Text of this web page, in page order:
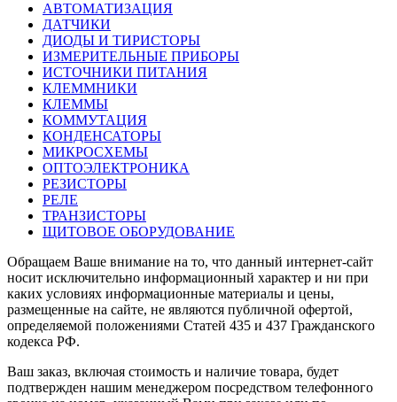
АВТОМАТИЗАЦИЯ
ДАТЧИКИ
ДИОДЫ И ТИРИСТОРЫ
ИЗМЕРИТЕЛЬНЫЕ ПРИБОРЫ
ИСТОЧНИКИ ПИТАНИЯ
КЛЕММНИКИ
КЛЕММЫ
КОММУТАЦИЯ
КОНДЕНСАТОРЫ
МИКРОСХЕМЫ
ОПТОЭЛЕКТРОНИКА
РЕЗИСТОРЫ
РЕЛЕ
ТРАНЗИСТОРЫ
ЩИТОВОЕ ОБОРУДОВАНИЕ
Обращаем Ваше внимание на то, что данный интернет-сайт
носит исключительно информационный характер и ни при
каких условиях информационные материалы и цены,
размещенные на сайте, не являются публичной офертой,
определяемой положениями Статей 435 и 437 Гражданского
кодекса РФ.
Ваш заказ, включая стоимость и наличие товара, будет
подтвержден нашим менеджером посредством телефонного